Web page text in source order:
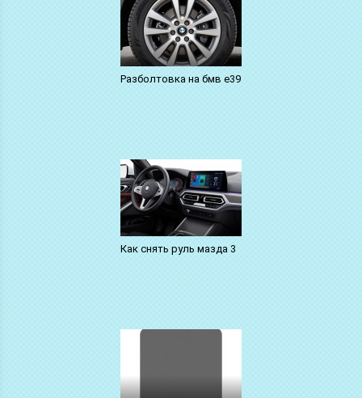
Разболтовка на бмв е39
Как снять руль мазда 3